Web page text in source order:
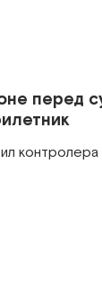
перед
контролера